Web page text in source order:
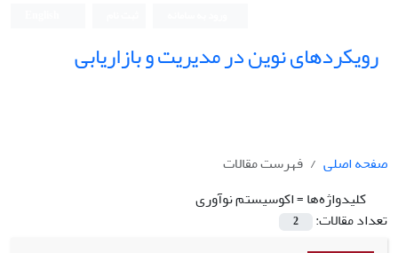
رویکردهای نوین در مدیریت و بازاریابی
صفحه اصلی
فهرست مقالات
کلیدواژه‌ها =اکوسیستم نوآوری
تعداد مقالات:
2